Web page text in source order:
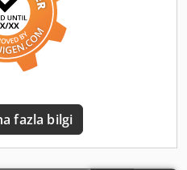
fazla bilgi